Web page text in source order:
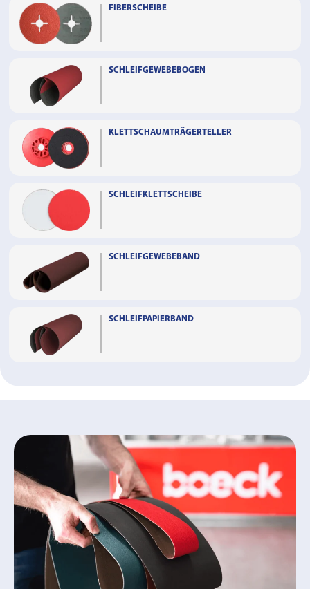
FIBERSCHEIBE
SCHLEIFGEWEBEBOGEN
KLETTSCHAUMTRÄGERTELLER
SCHLEIFKLETTSCHEIBE
SCHLEIFGEWEBEBAND
SCHLEIFPAPIERBAND